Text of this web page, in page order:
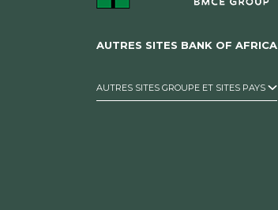
AUTRES SITES BANK OF AFRICA
AUTRES SITES GROUPE ET SITES PAYS